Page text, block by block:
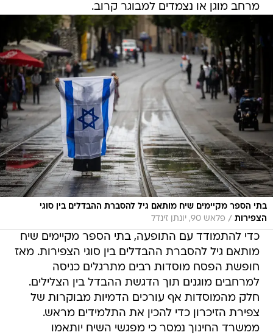
מרחב מוגן או נצמדים למבוגר קרוב.
בתי הספר מקיימים שיח מותאם גיל להסברת ההבדלים בין סוגי
הצפירות / פלאש 90, יונתן זינדל
כדי להתמודד עם התופעה, בתי הספר מקיימים שיח
מותאם גיל להסברת ההבדלים בין סוגי הצפירות. מאז
חופשת הפסח מוסדות רבים מתרגלים כניסה
למרחבים מוגנים תוך הדגשת ההבדל בין הצלילים.
חלק מהמוסדות אף עורכים הדמיות מבוקרות של
צפירת הזיכרון כדי להכין את התלמידים מראש.
ממשרד החינוך נמסר כי מפגשי השיח יותאמו